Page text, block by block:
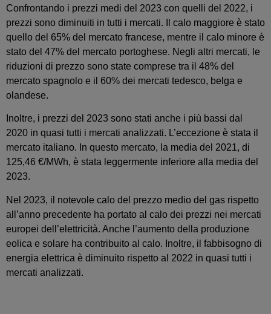
Confrontando i prezzi medi del 2023 con quelli del 2022, i
prezzi sono diminuiti in tutti i mercati. Il calo maggiore è stato
quello del 65% del mercato francese, mentre il calo minore è
stato del 47% del mercato portoghese. Negli altri mercati, le
riduzioni di prezzo sono state comprese tra il 48% del
mercato spagnolo e il 60% dei mercati tedesco, belga e
olandese.
Inoltre, i prezzi del 2023 sono stati anche i più bassi dal
2020 in quasi tutti i mercati analizzati. L’eccezione è stata il
mercato italiano. In questo mercato, la media del 2021, di
125,46 €/MWh, è stata leggermente inferiore alla media del
2023.
Nel 2023, il notevole calo del prezzo medio del gas rispetto
all’anno precedente ha portato al calo dei prezzi nei mercati
europei dell’elettricità. Anche l’aumento della produzione
eolica e solare ha contribuito al calo. Inoltre, il fabbisogno di
energia elettrica è diminuito rispetto al 2022 in quasi tutti i
mercati analizzati.